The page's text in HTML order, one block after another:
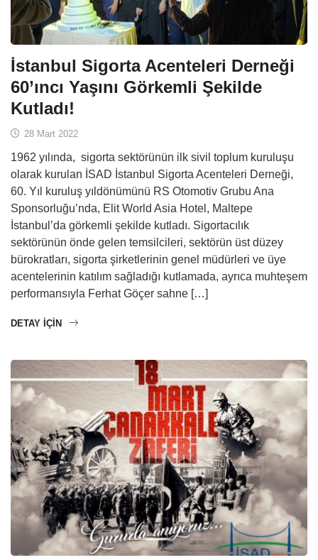
İstanbul Sigorta Acenteleri Derneği
60’ıncı Yaşını Görkemli Şekilde
Kutladı!
28 Mart 2022
1962 yılında, sigorta sektörünün ilk sivil toplum kuruluşu
olarak kurulan İSAD İstanbul Sigorta Acenteleri Derneği,
60. Yıl kuruluş yıldönümünü RS Otomotiv Grubu Ana
Sponsorluğu’nda, Elit World Asia Hotel, Maltepe
İstanbul’da görkemli şekilde kutladı. Sigortacılık
sektörünün önde gelen temsilcileri, sektörün üst düzey
bürokratları, sigorta şirketlerinin genel müdürleri ve üye
acentelerinin katılım sağladığı kutlamada, ayrıca muhteşem
performansıyla Ferhat Göçer sahne […]
DETAY IÇIN